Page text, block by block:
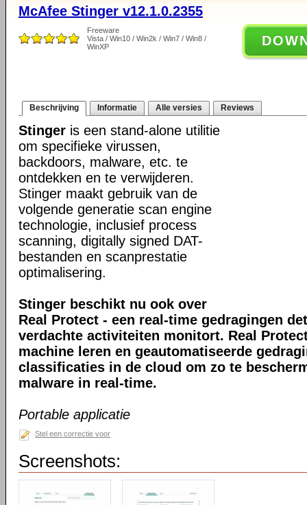
McAfee Stinger v12.1.0.2355
Freeware
Vista / Win10 / Win2k / Win7 / Win8 /
WinXP
Beschrijving Informatie Alle versies Reviews
Stinger is een stand-alone utilitie
om specifieke virussen,
backdoors, malware, etc. te
ontdekken en te verwijderen.
Stinger maakt gebruik van de
volgende generatie scan engine
technologie, inclusief process
scanning, digitally signed DAT-
bestanden en scanprestatie
optimalisering.
Stinger beschikt nu ook over
Real Protect - een real-time gedragingen
verdachte activiteiten monitort. Real
machine leren en geautomatiseerde
classificaties in de cloud om zo te
malware in real-time.
Portable applicatie
Stel een correctie voor
Screenshots: